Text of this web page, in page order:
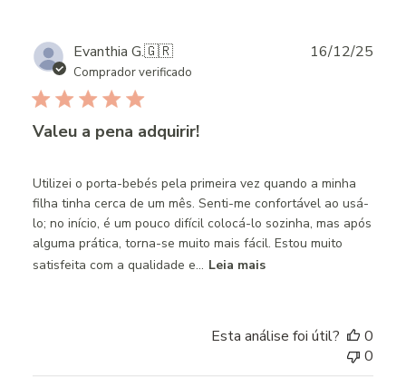
Evanthia G.🇬🇷
Comprador verificado
Valeu a pena adquirir!
Utilizei o porta-bebés pela primeira vez quando a minha
filha tinha cerca de um mês. Senti-me confortável ao usá-
lo; no início, é um pouco difícil colocá-lo sozinha, mas após
alguma prática, torna-se muito mais fácil. Estou muito
satisfeita com a qualidade e... Leia mais
16/12/25
Esta análise foi útil?
0
0